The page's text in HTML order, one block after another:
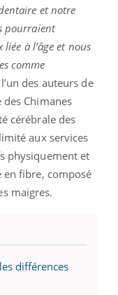
et notre
pourraient
à l’âge et nous
comme
des auteurs de
Chimanes
cérébrale des
aux services
physiquement et
fibre, composé
maigres.
différences